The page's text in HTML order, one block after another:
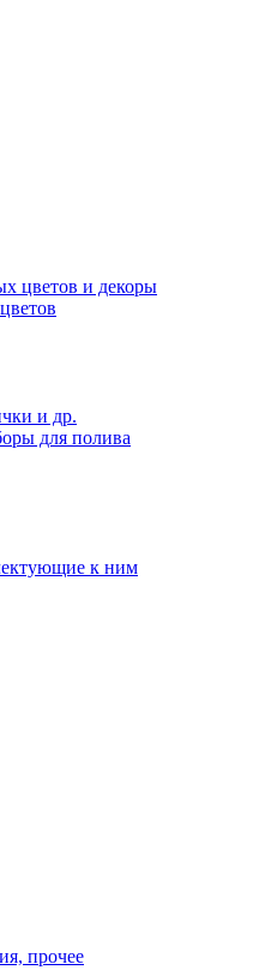
цветов и декоры
и др.
для полива
к ним
прочее